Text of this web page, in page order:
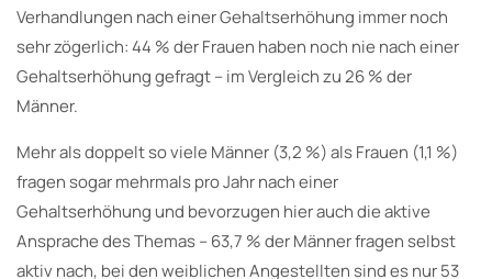
Verhandlungen nach einer Gehaltserhöhung immer noch
sehr zögerlich: 44 % der Frauen haben noch nie nach einer
Gehaltserhöhung gefragt – im Vergleich zu 26 % der
Männer.
Mehr als doppelt so viele Männer (3,2 %) als Frauen (1,1 %)
fragen sogar mehrmals pro Jahr nach einer
Gehaltserhöhung und bevorzugen hier auch die aktive
Ansprache des Themas – 63,7 % der Männer fragen selbst
aktiv nach, bei den weiblichen Angestellten sind es nur 53